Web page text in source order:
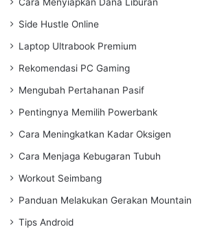
Side Hustle Online
Laptop Ultrabook Premium
Rekomendasi PC Gaming
Mengubah Pertahanan Pasif
Pentingnya Memilih Powerbank
Cara Meningkatkan Kadar Oksigen
Cara Menjaga Kebugaran Tubuh
Workout Seimbang
Panduan Melakukan Gerakan Mountain
Tips Android